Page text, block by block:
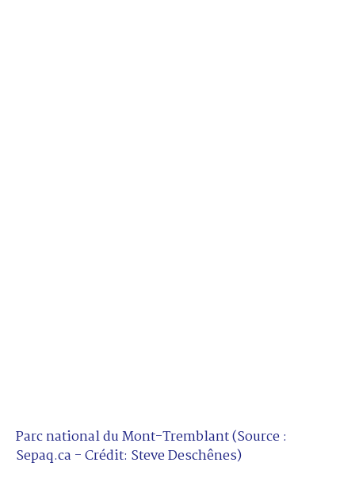
Parc national du Mont-Tremblant (Source :
Sepaq.ca - Crédit: Steve Deschênes)